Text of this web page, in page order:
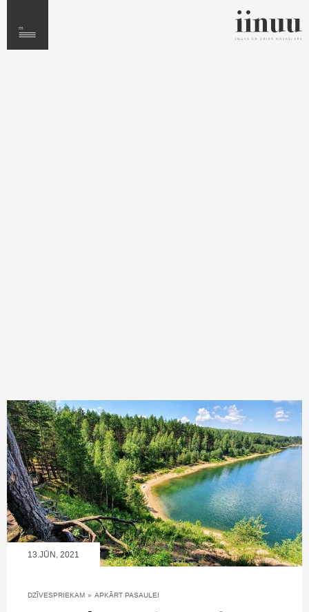
13.JŪN, 2021
DZĪVESPRIEKAM » APKĀRT PASAULEI